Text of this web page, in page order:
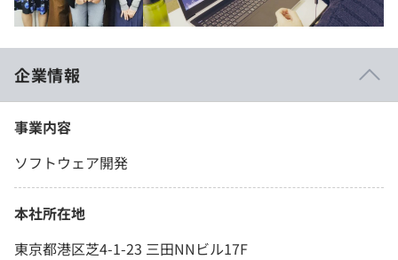
企業情報
事業内容
ソフトウェア開発
本社所在地
東京都港区芝4-1-23 三田NNビル17F